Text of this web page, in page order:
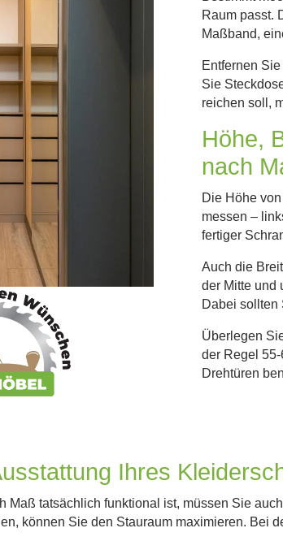
Raum passt.
Maßband,
Entfernen
Sie
reichen soll,
Höhe,
nach
Die Höhe
messen –
fertiger
Auch die
der Mitte und
Dabei sollten
Überlegen
der Regel
Drehtüren
Ihres
Maß tatsächlich funktional ist, müssen Sie
können Sie den Stauraum maximieren. Bei